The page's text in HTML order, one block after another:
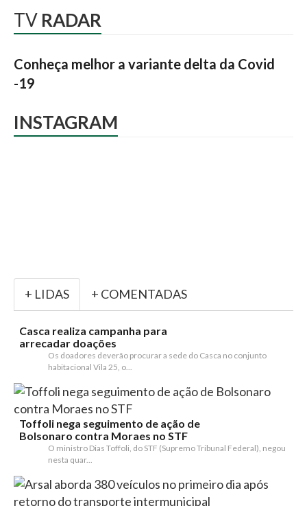
TV RADAR
Conheça melhor a variante delta da Covid
-19
INSTAGRAM
+ LIDAS + COMENTADAS
Casca realiza campanha para
arrecadar doações
Os doadores deverão procurar a sede do Casca no conjunto
habitacional Vila 25, o...
Toffoli nega seguimento de ação de
Bolsonaro contra Moraes no STF
O ministro Dias Toffoli, do STF (Supremo Tribunal Federal), negou
nesta quar...